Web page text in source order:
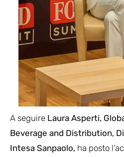
A seguire Laura Asperti,
Beverage and Distribution,
Intesa Sanpaolo, ha posto